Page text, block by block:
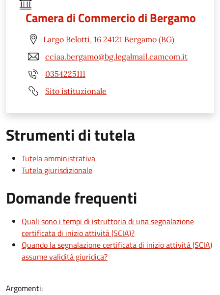
Camera di Commercio di Bergamo
Largo Belotti, 16 24121 Bergamo (BG)
cciaa.bergamo@bg.legalmail.camcom.it
0354225111
Sito istituzionale
Strumenti di tutela
Tutela amministrativa
Tutela giurisdizionale
Domande frequenti
Quali sono i tempi di istruttoria di una segnalazione
certificata di inizio attività (SCIA)?
Quando la segnalazione certificata di inizio attività (SCIA)
assume validità giuridica?
Argomenti: